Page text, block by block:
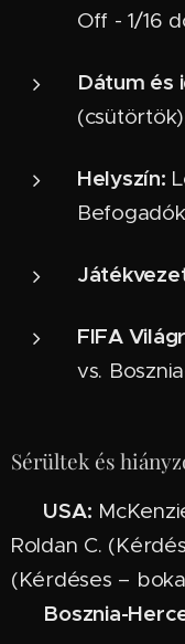
Off - 1/16
Dátum és
Helyszín:
FIFA
vs.
Sérültek és
USA:
Roldan C.
(Kérdéses –
Bosznia-